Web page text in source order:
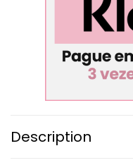
Description